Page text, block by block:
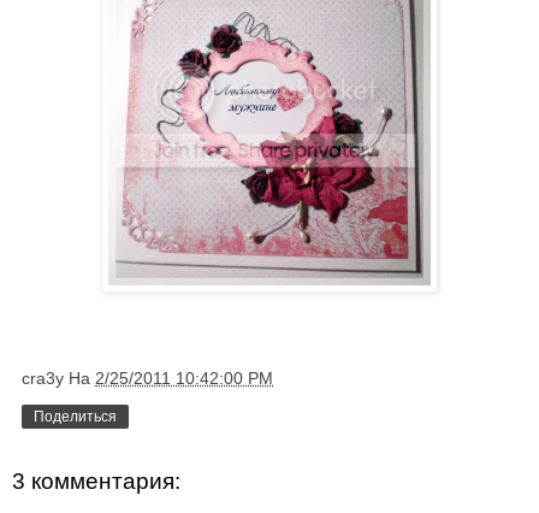
cra3y Ha 2/25/2011 10:42:00 PM
Поделиться
3 комментария: